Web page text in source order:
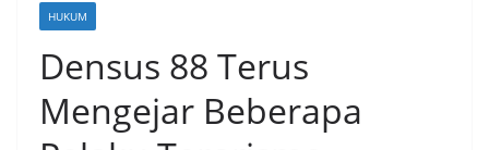
HUKUM
Densus 88 Terus
Mengejar Beberapa